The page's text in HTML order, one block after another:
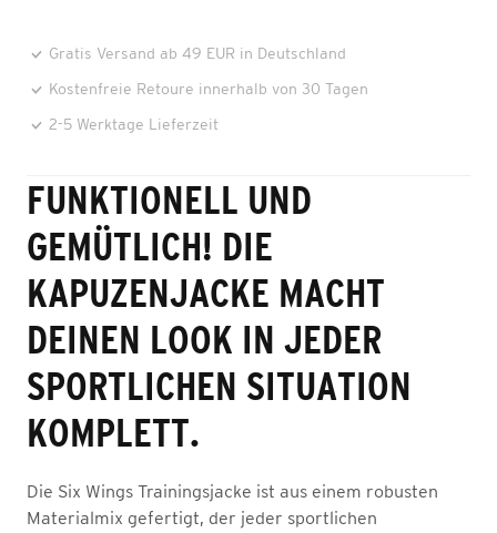
Gratis Versand ab 49 EUR in Deutschland
Kostenfreie Retoure innerhalb von 30 Tagen
2-5 Werktage Lieferzeit
FUNKTIONELL UND
GEMÜTLICH! DIE
KAPUZENJACKE MACHT
DEINEN LOOK IN JEDER
SPORTLICHEN SITUATION
KOMPLETT.
Die Six Wings Trainingsjacke ist aus einem robusten
Materialmix gefertigt, der jeder sportlichen